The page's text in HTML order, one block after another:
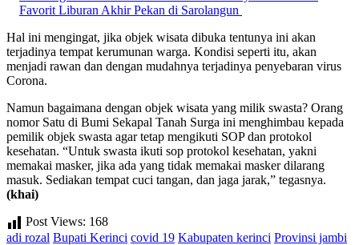
Favorit Liburan Akhir Pekan di Sarolangun
Hal ini mengingat, jika objek wisata dibuka tentunya ini akan
terjadinya tempat kerumunan warga. Kondisi seperti itu, akan
menjadi rawan dan dengan mudahnya terjadinya penyebaran virus
Corona.
Namun bagaimana dengan objek wisata yang milik swasta? Orang
nomor Satu di Bumi Sekapal Tanah Surga ini menghimbau kepada
pemilik objek swasta agar tetap mengikuti SOP dan protokol
kesehatan. “Untuk swasta ikuti sop protokol kesehatan, yakni
memakai masker, jika ada yang tidak memakai masker dilarang
masuk. Sediakan tempat cuci tangan, dan jaga jarak,” tegasnya.
(khai)
Post Views: 168
adi rozal Bupati Kerinci covid 19 Kabupaten kerinci Provinsi jambi